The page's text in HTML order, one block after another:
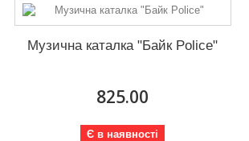
Музична каталка "Байк Police"
825.00
Є в наявності